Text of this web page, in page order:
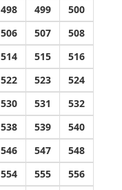
498 499
500
506 507
508
514 515
516
522 523
524
530 531
532
538 539
540
546 547
548
554 555
556